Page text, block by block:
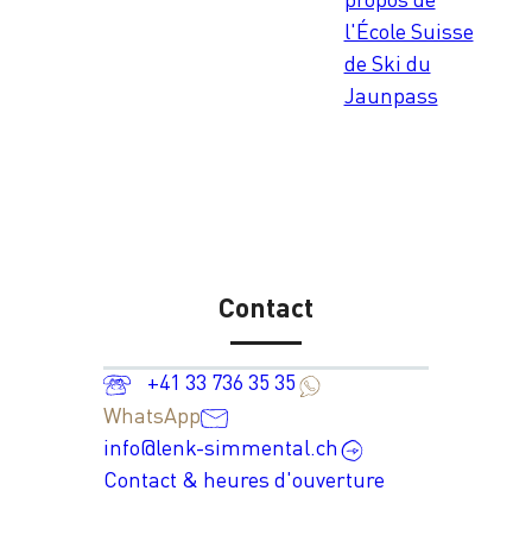
l'École Suisse
de Ski du
Jaunpass
Contact
+41 33 736 35 35
WhatsApp
info@lenk-simmental.ch
Contact & heures d'ouverture